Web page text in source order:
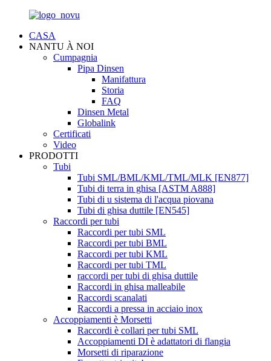
CASA
NANTU À NOI
Cumpagnia
Pipa Dinsen
Manifattura
Storia
FAQ
Dinsen Metal
Globalink
Certificati
Video
PRODOTTI
Tubi
Tubi SML/BML/KML/TML/MLK [EN877]
Tubi di terra in ghisa [ASTM A888]
Tubi di u sistema di l'acqua piovana
Tubi di ghisa duttile [EN545]
Raccordi per tubi
Raccordi per tubi SML
Raccordi per tubi BML
Raccordi per tubi KML
Raccordi per tubi TML
raccordi per tubi di ghisa duttile
Raccordi in ghisa malleabile
Raccordi scanalati
Raccordi a pressa in acciaio inox
Accoppiamenti è Morsetti
Raccordi è collari per tubi SML
Accoppiamenti DI è adattatori di flangia
Morsetti di riparazione